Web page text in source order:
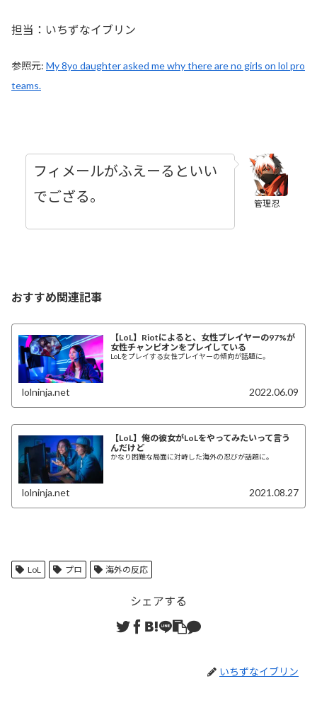
担当：いちずなイブリン
参照元: My 8yo daughter asked me why there are no girls on lol pro
teams.
管理忍
フィメールがふえーるといい
でござる。
おすすめ関連記事
【LoL】Riotによると、女性プレイヤーの97%が
女性チャンピオンをプレイしている
LoLをプレイする女性プレイヤーの傾向が話題に。
lolninja.net 2022.06.09
【LoL】俺の彼女がLoLをやってみたいって言う
んだけど
かなり困難な局面に対峙した海外の忍びが話題に。
lolninja.net 2021.08.27
LoL プロ 海外の反応
シェアする
いちずなイブリン